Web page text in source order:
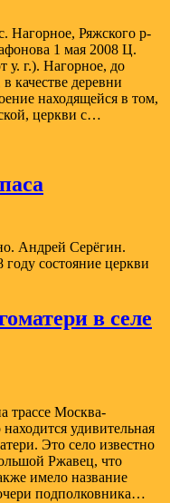
Нагорное, Ряжского р-
1 мая 2008 Ц.
у. г.). Нагорное, до
качестве деревни
находящейся в том,
церкви с…
Андрей Серёгин.
состояние церкви
в селе
трассе Москва-
удивительная
Это село известно
Ржавец, что
имело название
подполковника…